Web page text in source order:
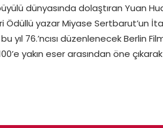
dünyasında dolaştıran Yuan
Ödüllü yazar Miyase Sertbarut’un
yıl 76.’ncısı düzenlenecek Berlin
yakın eser arasından öne